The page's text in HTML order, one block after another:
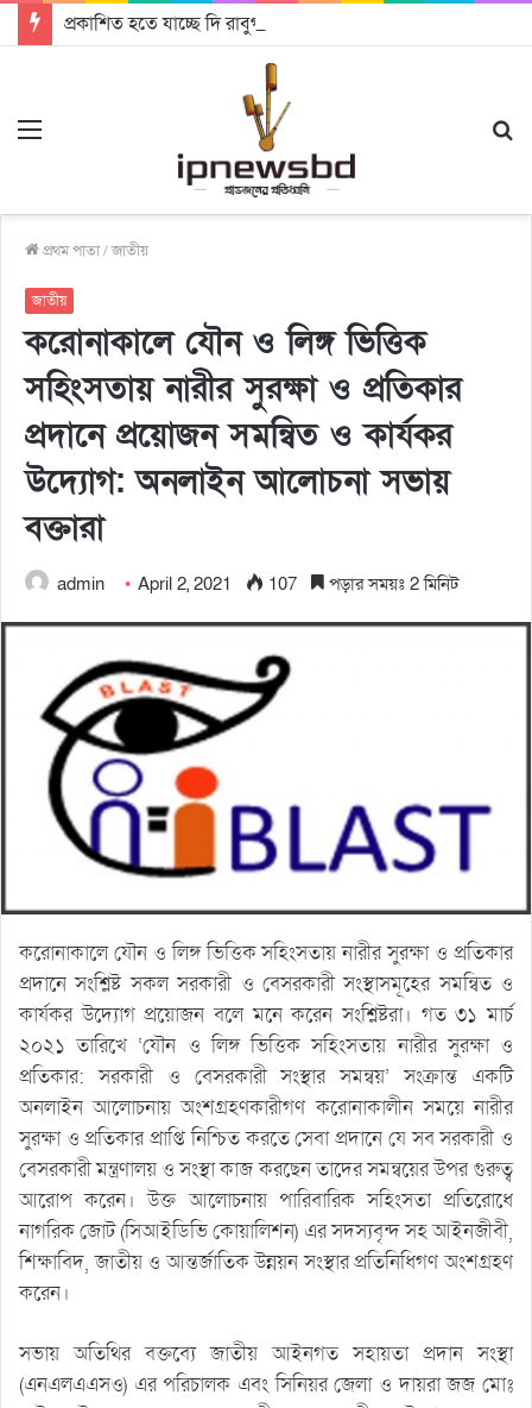
প্রকাশিত হতে যাচ্ছে দি রাবুগার নতুন গান ‘Baljanggi’
প্রথম পাতা/জাতীয়
জাতীয়
করোনাকালে যৌন ও লিঙ্গ ভিত্তিক
সহিংসতায় নারীর সুরক্ষা ও প্রতিকার
প্রদানে প্রয়োজন সমন্বিত ও কার্যকর
উদ্যোগ: অনলাইন আলোচনা সভায়
বক্তারা
admin April 2, 2021 107 পড়ার সময়ঃ 2 মিনিট
করোনাকালে যৌন ও লিঙ্গ ভিত্তিক সহিংসতায় নারীর সুরক্ষা ও প্রতিকার
প্রদানে সংশ্লিষ্ট সকল সরকারী ও বেসরকারী সংস্থাসমূহের সমন্বিত ও
কার্যকর উদ্যোগ প্রয়োজন বলে মনে করেন সংশ্লিষ্টরা। গত ৩১ মার্চ
২০২১ তারিখে ‘যৌন ও লিঙ্গ ভিত্তিক সহিংসতায় নারীর সুরক্ষা ও
প্রতিকার: সরকারী ও বেসরকারী সংস্থার সমন্বয়’ সংক্রান্ত একটি
অনলাইন আলোচনায় অংশগ্রহণকারীগণ করোনাকালীন সময়ে নারীর
সুরক্ষা ও প্রতিকার প্রাপ্তি নিশ্চিত করতে সেবা প্রদানে যে সব সরকারী ও
বেসরকারী মন্ত্রণালয় ও সংস্থা কাজ করছেন তাদের সমন্বয়ের উপর গুরুত্ব
আরোপ করেন। উক্ত আলোচনায় পারিবারিক সহিংসতা প্রতিরোধে
নাগরিক জোট (সিআইডিভি কোয়ালিশন) এর সদস্যবৃন্দ সহ আইনজীবী,
শিক্ষাবিদ, জাতীয় ও আন্তর্জাতিক উন্নয়ন সংস্থার প্রতিনিধিগণ অংশগ্রহণ
করেন।
সভায় অতিথির বক্তব্যে জাতীয় আইনগত সহায়তা প্রদান সংস্থা
(এনএলএএসও) এর পরিচালক এবং সিনিয়র জেলা ও দায়রা জজ মোঃ